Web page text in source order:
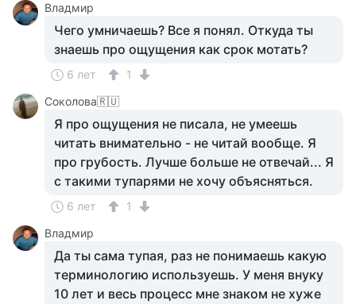
Владмир
Чего умничаешь? Все я понял. Откуда ты
знаешь про ощущения как срок мотать?
6 лет
1
Соколова🇷🇺
Я про ощущения не писала, не умеешь
читать внимательно - не читай вообще. Я
про грубость. Лучше больше не отвечай... Я
с такими тупарями не хочу объясняться.
6 лет
1
Владмир
Да ты сама тупая, раз не понимаешь какую
терминологию используешь. У меня внуку
10 лет и весь процесс мне знаком не хуже